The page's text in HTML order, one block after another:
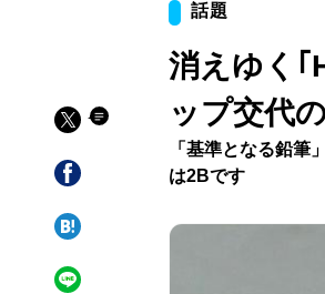
話題
消えゆく
ップ交代
「基準となる鉛筆
は2Bです